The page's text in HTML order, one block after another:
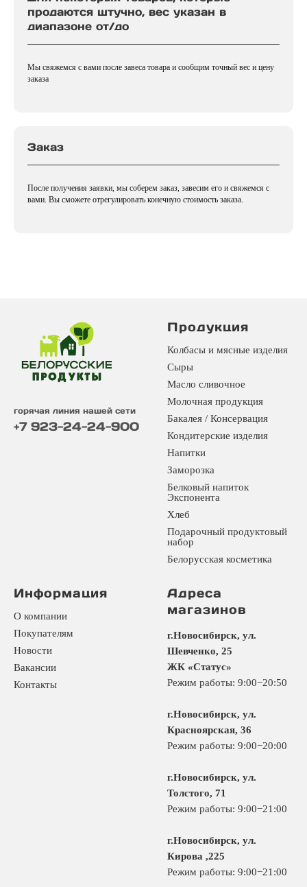
продаются штучно, вес указан в
диапазоне от/до
Мы свяжемся с вами после завеса товара и сообщим точный вес и цену
заказа
Заказ
После получения заявки, мы соберем заказ, завесим его и свяжемся с
вами. Вы сможете отрегулировать конечную стоимость заказа.
горячая линия нашей сети
+7 923-24-24-900
Продукция
Колбасы и мясные изделия
Сыры
Масло сливочное
Молочная продукция
Бакалея / Консервация
Кондитерские изделия
Напитки
Заморозка
Белковый напиток
Экспонента
Хлеб
Подарочный продуктовый
набор
Белорусская косметика
Информация
О компании
Покупателям
Новости
Вакансии
Контакты
Адреса
магазинов
г.Новосибирск, ул.
Шевченко, 25
ЖК «Статус»
Режим работы: 9:00−20:50
г.Новосибирск, ул.
Красноярская, 36
Режим работы: 9:00−20:00
г.Новосибирск, ул.
Толстого, 71
Режим работы: 9:00−21:00
г.Новосибирск, ул.
Кирова ,225
Режим работы: 9:00−21:00